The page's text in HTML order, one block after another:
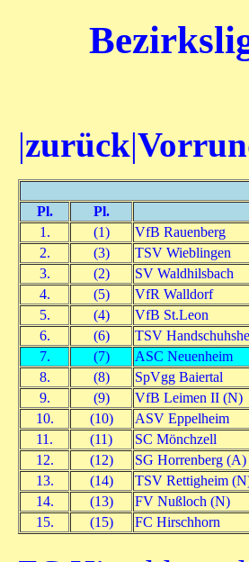
|zurück|
Pl. Pl.
1.
(1)
VfB Rauenberg
2.
(3)
TSV Wieblingen
3.
(2)
SV Waldhilsbach
4.
(5)
VfR Walldorf
5.
(4)
VfB St.Leon
6.
(6)
TSV
7.
(7)
ASC Neuenheim
8.
(8)
SpVgg Baiertal
9.
(9)
VfB Leimen II (N)
10.
(10)
ASV Eppelheim
11.
(11)
SC Mönchzell
12.
(12)
SG Horrenberg (A)
13.
(14)
TSV Rettigheim
14.
(13)
FV Nußloch (N)
15.
(15) FC Hirschhorn